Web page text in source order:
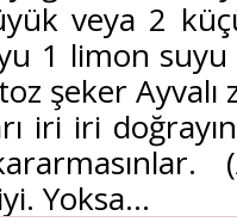
veya 2
1 limon suyu
toz şeker
iri iri
Yoksa...